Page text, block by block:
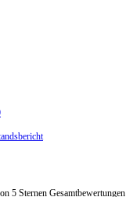
5 Sternen Gesamtbewertungen